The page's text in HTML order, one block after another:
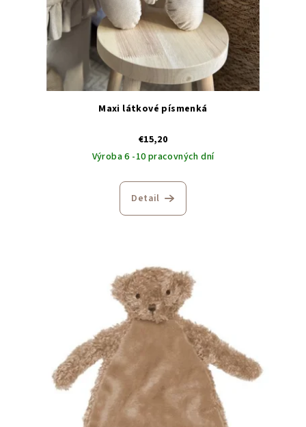
Maxi látkové písmenká
€15,20
Výroba 6 -10 pracovných dní
Detail